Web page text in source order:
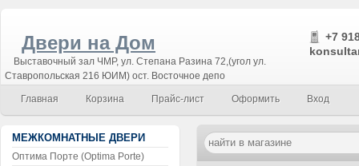
Двери на Дом
Выставочный зал ЧМР, ул. Степана Разина 72,(угол ул.
Ставропольская 216 ЮИМ) ост. Восточное депо
+7
Главная Корзина Прайс-лист Оформить Вход
МЕЖКОМНАТНЫЕ ДВЕРИ
Оптима Порте (Optima Porte)